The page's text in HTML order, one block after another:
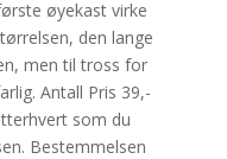
øyekast virke
den lange
men til tross for
Antall Pris 39,-
som du
Bestemmelsen